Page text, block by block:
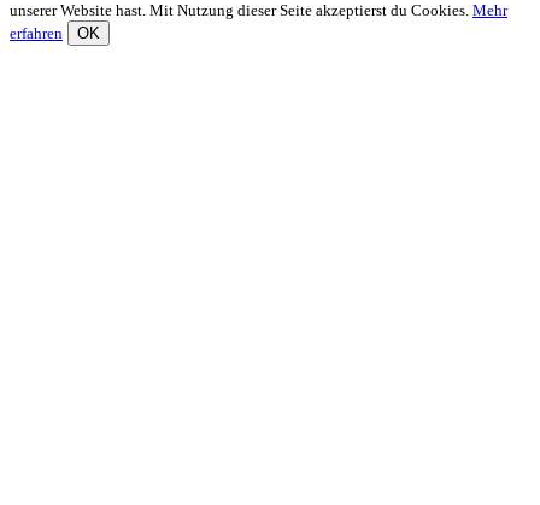
unserer Website hast. Mit Nutzung dieser Seite akzeptierst du Cookies. Mehr
erfahren
OK